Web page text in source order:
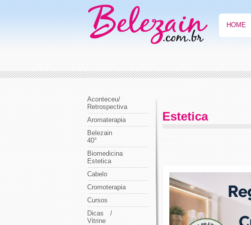
HOME
Aconteceu/
Retrospectiva
Aromaterapia
Belezain
40°
Biomedicina
Estetica
Cabelo
Cromoterapia
Cursos
Dicas /
Vitrine
Estetica